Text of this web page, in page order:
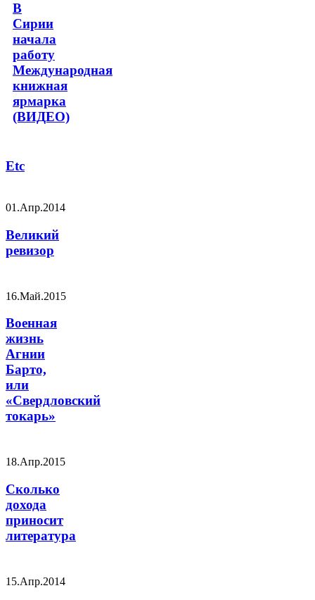
В
Сирии
начала
работу
Международная
книжная
ярмарка
(ВИДЕО)
Etc
01.Апр.2014
Великий
ревизор
16.Май.2015
Военная
жизнь
Агнии
Барто,
или
«Свердловский
токарь»
18.Апр.2015
Сколько
дохода
приносит
литература
15.Апр.2014